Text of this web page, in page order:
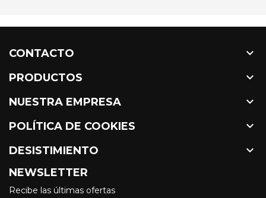
CONTACTO 
PRODUCTOS 
NUESTRA EMPRESA 
POLÍTICA DE COOKIES 
DESISTIMIENTO 
NEWSLETTER
Recibe las últimas ofertas